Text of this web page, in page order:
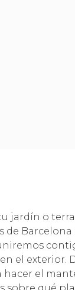
jardín o
de Barcelona
el exterior.
hacer el